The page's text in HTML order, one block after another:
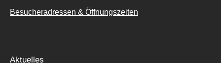
Besucheradressen & Öffnungszeiten
Aktuelles